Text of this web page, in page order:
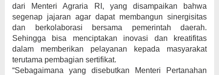
dari Menteri Agraria RI, yang disampaikan bahwa
segenap jajaran agar dapat membangun sinergisitas
dan berkolaborasi bersama pemerintah daerah.
Sehingga bisa menciptakan inovasi dan kreatifitas
dalam memberikan pelayanan kepada masyarakat
terutama pembagian sertifikat.
“Sebagaimana yang disebutkan Menteri Pertanahan